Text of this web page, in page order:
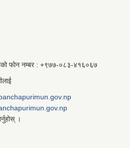
फोन नम्बर : +९७७-०८३‍-४१६०६७
।